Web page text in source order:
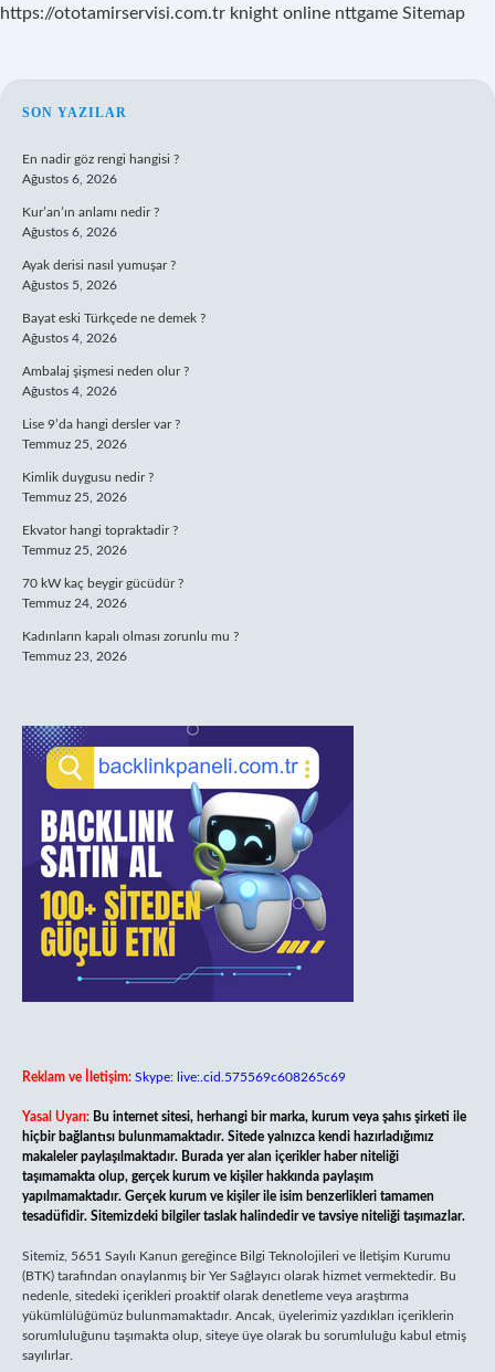
https://ototamirservisi.com.tr knight online nttgame Sitemap
SIDEBAR
SON YAZILAR
En nadir göz rengi hangisi ?
Ağustos 6, 2026
Kur’an’ın anlamı nedir ?
Ağustos 6, 2026
Ayak derisi nasıl yumuşar ?
Ağustos 5, 2026
Bayat eski Türkçede ne demek ?
Ağustos 4, 2026
Ambalaj şişmesi neden olur ?
Ağustos 4, 2026
Lise 9’da hangi dersler var ?
Temmuz 25, 2026
Kimlik duygusu nedir ?
Temmuz 25, 2026
Ekvator hangi topraktadir ?
Temmuz 25, 2026
70 kW kaç beygir gücüdür ?
Temmuz 24, 2026
Kadınların kapalı olması zorunlu mu ?
Temmuz 23, 2026
Reklam ve İletişim: Skype: live:.cid.575569c608265c69
Yasal Uyarı: Bu internet sitesi, herhangi bir marka, kurum veya şahıs şirketi ile
hiçbir bağlantısı bulunmamaktadır. Sitede yalnızca kendi hazırladığımız
makaleler paylaşılmaktadır. Burada yer alan içerikler haber niteliği
taşımamakta olup, gerçek kurum ve kişiler hakkında paylaşım
yapılmamaktadır. Gerçek kurum ve kişiler ile isim benzerlikleri tamamen
tesadüfidir. Sitemizdeki bilgiler taslak halindedir ve tavsiye niteliği taşımazlar.
Sitemiz, 5651 Sayılı Kanun gereğince Bilgi Teknolojileri ve İletişim Kurumu
(BTK) tarafından onaylanmış bir Yer Sağlayıcı olarak hizmet vermektedir. Bu
nedenle, sitedeki içerikleri proaktif olarak denetleme veya araştırma
yükümlülüğümüz bulunmamaktadır. Ancak, üyelerimiz yazdıkları içeriklerin
sorumluluğunu taşımakta olup, siteye üye olarak bu sorumluluğu kabul etmiş
sayılırlar.